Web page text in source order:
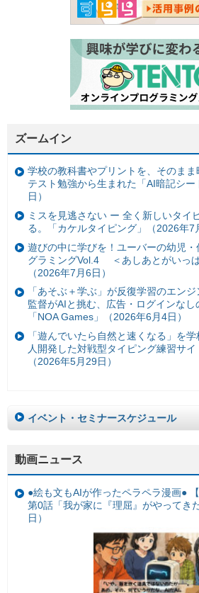
ズームイン
学校の教科書やプリントを、そのま
テスト勉強から生まれた「AI暗記シ
日）
ミスを見逃さない ー 全く新しいタイ
る。「カケルタイピング」（2026年7
遊びの中に学びを！ユーバーの幼児
グラミングVol.4 ＜あしあとがいっ
（2026年7月6日）
「あそぶ＋学ぶ」が反復学習のエン
監督がAIと挑む、広告・ログインな
「NOA Games」（2026年6月4日）
「遊んでいたら自然と速くなる」を
人開発した対戦型タイピング練習サイ
（2026年5月29日）
イベント・セミナースケジュール
動画ニュース
●絵も文もAIが作ったペラペラ漫画●
第0話「我が家に『理屈』がやってき
日）